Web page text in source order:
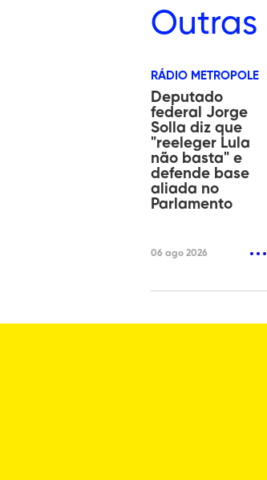
Outras
RÁDIO METROPOLE
Deputado
federal Jorge
Solla diz que
"reeleger Lula
não basta" e
defende base
aliada no
Parlamento
06 ago 2026